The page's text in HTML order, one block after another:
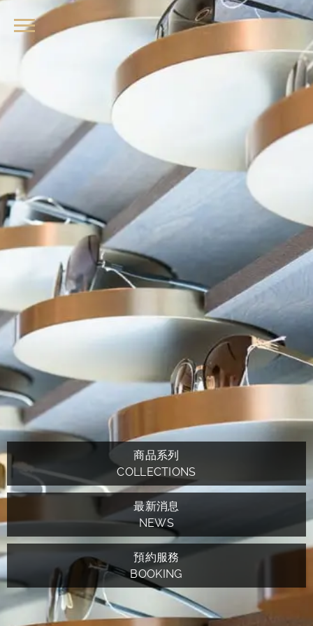
品牌眼鏡、精品墨鏡、名牌太陽眼
商品系列
COLLECTIONS
最新消息
NEWS
預約服務
BOOKING